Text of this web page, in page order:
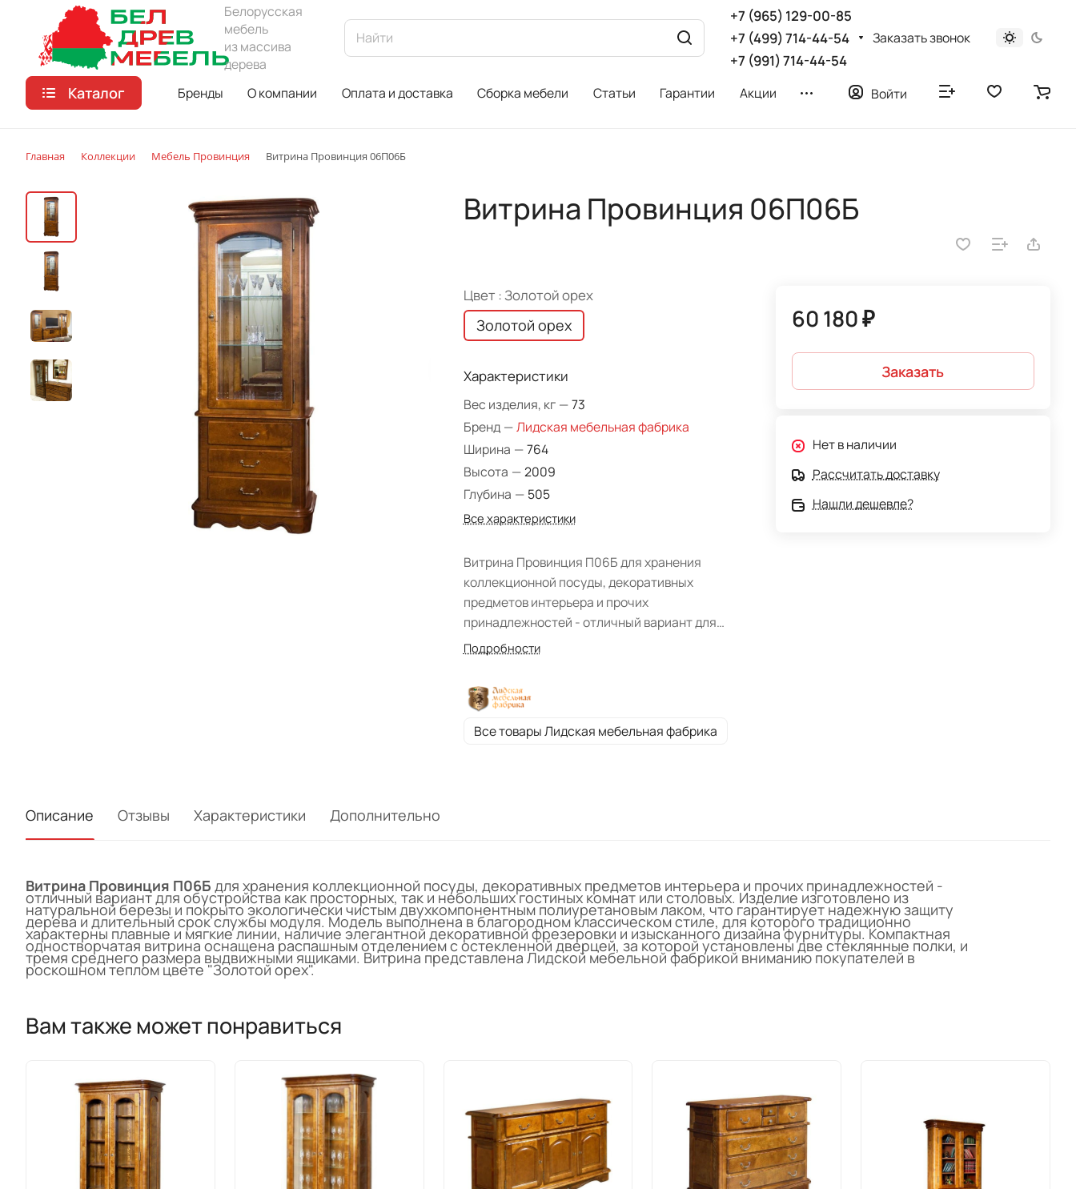
Белорусская
мебель
из массива
дерева
+7 (965) 129-00-85
+7 (499) 714-44-54
+7 (991) 714-44-54
Заказать звонок
Каталог Бренды О компании Оплата и доставка Сборка мебели Статьи Гарантии Акции Войти
Главная Коллекции Мебель Провинция Витрина Провинция 06П06Б
Витрина Провинция 06П06Б
Цвет :Золотой орех
Золотой орех
Характеристики
Вес изделия, кг —73
Бренд —Лидская мебельная фабрика
Ширина —764
Высота —2009
Глубина — 505
Все характеристики
Витрина Провинция П06Б для хранения
коллекционной посуды, декоративных
предметов интерьера и прочих
принадлежностей - отличный вариант для
обустройства как просторных, так и
Подробности
Все товары Лидская мебельная фабрика
60 180 ₽
Заказать
Нет в наличии
Рассчитать доставку
Нашли дешевле?
Описание Отзывы Характеристики Дополнительно
Витрина Провинция П06Б для хранения коллекционной посуды, декоративных предметов интерьера и прочих принадлежностей -
отличный вариант для обустройства как просторных, так и небольших гостиных комнат или столовых. Изделие изготовлено из
натуральной березы и покрыто экологически чистым двухкомпонентным полиуретановым лаком, что гарантирует надежную защиту
дерева и длительный срок службы модуля. Модель выполнена в благородном классическом стиле, для которого традиционно
характерны плавные и мягкие линии, наличие элегантной декоративной фрезеровки и изысканного дизайна фурнитуры. Компактная
одностворчатая витрина оснащена распашным отделением с остекленной дверцей, за которой установлены две стеклянные полки, и
тремя среднего размера выдвижными ящиками. Витрина представлена Лидской мебельной фабрикой вниманию покупателей в
роскошном теплом цвете "Золотой орех".
Вам также может понравиться